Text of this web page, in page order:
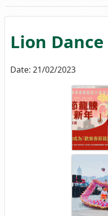
Lion
Date: 21/02/2023